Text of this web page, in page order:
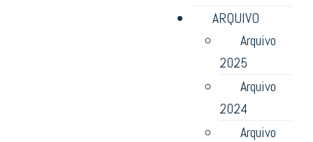
ARQUIVO
Arquivo
2025
Arquivo
2024
Arquivo